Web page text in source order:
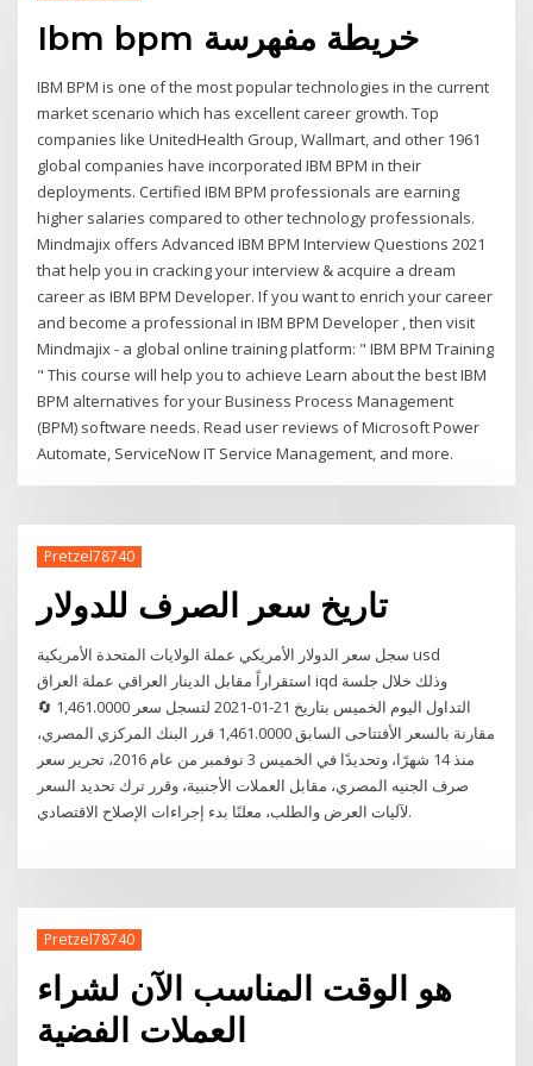
Ibm bpm خريطة مفهرسة
IBM BPM is one of the most popular technologies in the current
market scenario which has excellent career growth. Top
companies like UnitedHealth Group, Wallmart, and other 1961
global companies have incorporated IBM BPM in their
deployments. Certified IBM BPM professionals are earning
higher salaries compared to other technology professionals.
Mindmajix offers Advanced IBM BPM Interview Questions 2021
that help you in cracking your interview & acquire a dream
career as IBM BPM Developer. If you want to enrich your career
and become a professional in IBM BPM Developer , then visit
Mindmajix - a global online training platform: " IBM BPM Training
" This course will help you to achieve Learn about the best IBM
BPM alternatives for your Business Process Management
(BPM) software needs. Read user reviews of Microsoft Power
Automate, ServiceNow IT Service Management, and more.
Pretzel78740
تاريخ سعر الصرف للدولار
سجل سعر الدولار الأمريكي عملة الولايات المتحدة الأمريكية usd
استقراراً مقابل الدينار العراقي عملة العراق iqd وذلك خلال جلسة
التداول اليوم الخميس بتاريخ 21-01-2021 لتسجل سعر 1,461.0000 🔄
مقارنة بالسعر الأفتتاحى السابق 1,461.0000 قرر البنك المركزي المصري،
منذ 14 شهرًا، وتحديدًا في الخميس 3 نوفمبر من عام 2016، تحرير سعر
صرف الجنيه المصري، مقابل العملات الأجنبية، وقرر ترك تحديد السعر
لآليات العرض والطلب، معلنًا بدء إجراءات الإصلاح الاقتصادي.
Pretzel78740
هو الوقت المناسب الآن لشراء
العملات الفضية